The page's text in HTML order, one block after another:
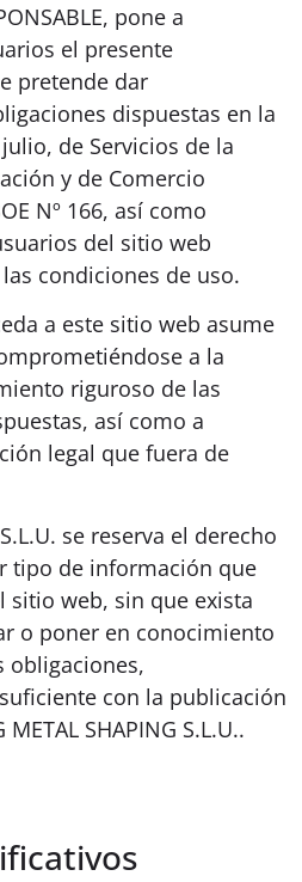
pone a
el presente
pretende dar
dispuestas en la
de Servicios de la
y de Comercio
Nº 166, así como
del sitio web
condiciones de uso.
a este sitio web asume
a la
riguroso de las
así como a
legal que fuera de
se reserva el derecho
tipo de información que
sitio web, sin que exista
o poner en conocimiento
obligaciones,
con la publicación
SHAPING S.L.U..